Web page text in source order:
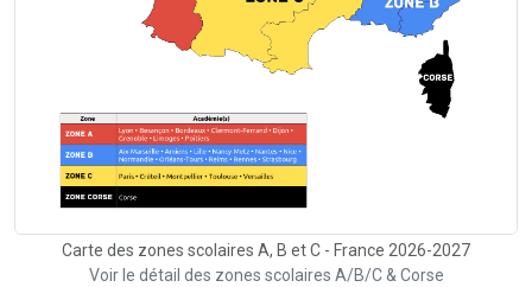
Carte des zones scolaires A, B et C - France 2026-2027
Voir le détail des zones scolaires A/B/C & Corse